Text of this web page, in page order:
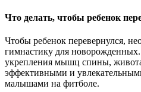
Что делать, чтобы ребенок
Чтобы ребенок перевернулся,
гимнастику для
укрепления мышц спины,
эффективными и
малышами на фитболе.